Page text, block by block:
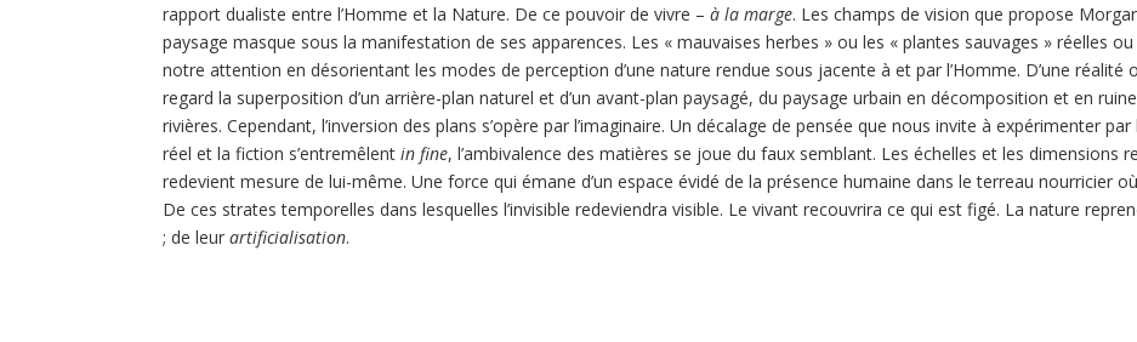
rapport dualiste entre l’Homme et la Nature. De ce pouvoir de vivre –à la marge. Les champs de vision que propose
paysage masque sous la manifestation de ses apparences. Les « mauvaises herbes » ou les « plantes sauvages » réelles
notre attention en désorientant les modes de perception d’une nature rendue sous jacente à et par l’Homme. D’une réalité
regard la superposition d’un arrière-plan naturel et d’un avant-plan paysagé, du paysage urbain en décomposition et en
rivières. Cependant, l’inversion des plans s’opère par l’imaginaire. Un décalage de pensée que nous invite à expérimenter
réel et la fiction s’entremêlentin fine, l’ambivalence des matières se joue du faux semblant. Les échelles et les dimensions
redevient mesure de lui-même. Une force qui émane d’un espace évidé de la présence humaine dans le terreau nourricier
De ces strates temporelles dans lesquelles l’invisible redeviendra visible. Le vivant recouvrira ce qui est figé. La nature
; de leurartificialisation.